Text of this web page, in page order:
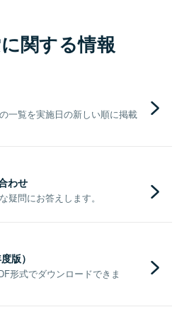
関する情報
一覧を実施日の新しい順に掲載
わせ
疑問にお答えします。
版）
形式でダウンロードできま